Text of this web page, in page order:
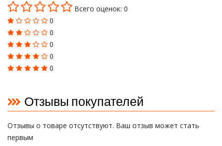
Всего оценок: 0
0
0
0
0
0
Отзывы покупателей
Отзывы о товаре отсутствуют. Ваш отзыв может стать
первым